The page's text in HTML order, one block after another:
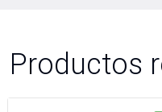
Productos